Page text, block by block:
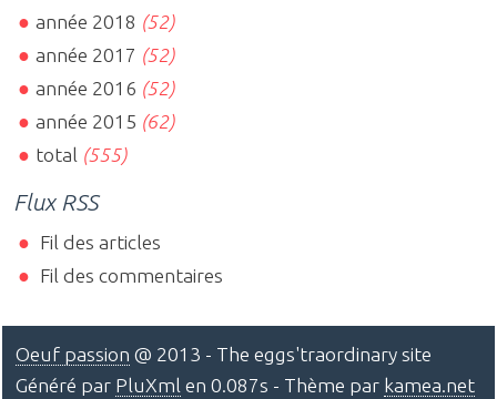
année 2018 (52)
année 2017 (52)
année 2016 (52)
année 2015 (62)
total (555)
Flux RSS
Fil des articles
Fil des commentaires
Oeuf passion @ 2013 - The eggs'traordinary site
Généré par PluXml en 0.087s - Thème par kamea.net